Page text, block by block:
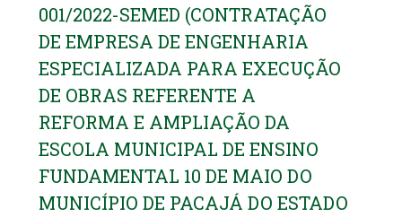
001/2022-SEMED (CONTRATAÇÃO
DE EMPRESA DE ENGENHARIA
ESPECIALIZADA PARA EXECUÇÃO
DE OBRAS REFERENTE A
REFORMA E AMPLIAÇÃO DA
ESCOLA MUNICIPAL DE ENSINO
FUNDAMENTAL 10 DE MAIO DO
MUNICÍPIO DE PACAJÁ DO ESTADO